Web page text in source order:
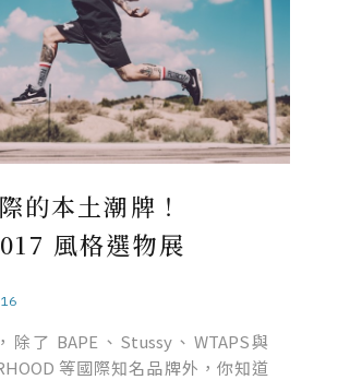
的本土潮牌！
風格選物展
除了 BAPE、Stussy、WTAPS與
等國際知名品牌外，你知道